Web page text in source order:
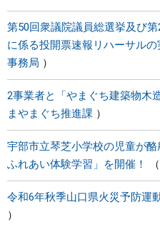
第50回衆議院議員総選挙及び
に係る投開票速報リハーサルの
事務局
2事業者と「やまぐち建築物木
まやまぐち推進課
宇部市立琴芝小学校の児童が
ふれあい体験学習」を開催！
令和6年秋季山口県火災予防運